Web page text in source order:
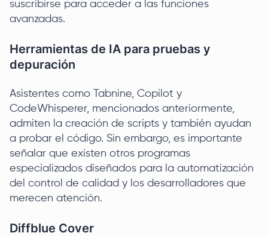
suscribirse para acceder a las funciones
avanzadas.
Herramientas de IA para pruebas y
depuración
Asistentes como Tabnine, Copilot y
CodeWhisperer, mencionados anteriormente,
admiten la creación de scripts y también ayudan
a probar el código. Sin embargo, es importante
señalar que existen otros programas
especializados diseñados para la automatización
del control de calidad y los desarrolladores que
merecen atención.
Diffblue Cover